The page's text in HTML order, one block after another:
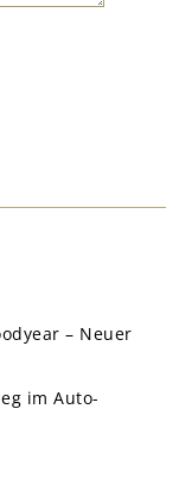
– Neuer
im Auto-